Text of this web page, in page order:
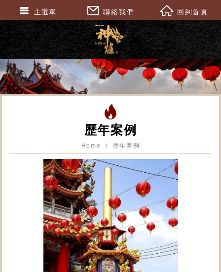
歷年案例
Home 歷年案例
主選單 聯絡我們 回到首頁